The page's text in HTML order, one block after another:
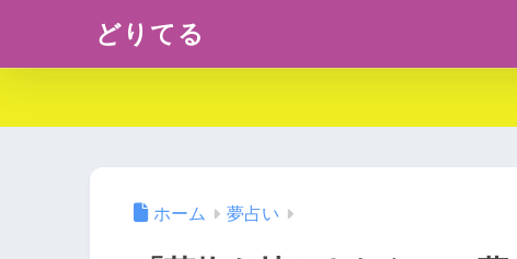
どりてる
ホーム 夢占い